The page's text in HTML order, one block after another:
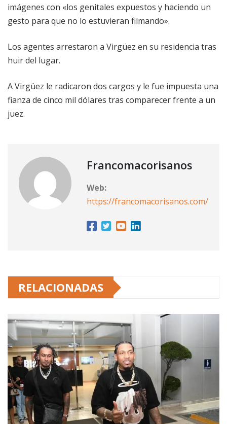
imágenes con «los genitales expuestos y haciendo un
gesto para que no lo estuvieran filmando».
Los agentes arrestaron a Virgüez en su residencia tras
huir del lugar.
A Virgüez le radicaron dos cargos y le fue impuesta una
fianza de cinco mil dólares tras comparecer frente a un
juez.
Francomacorisanos
Web:
https://francomacorisanos.com/
RELACIONADAS